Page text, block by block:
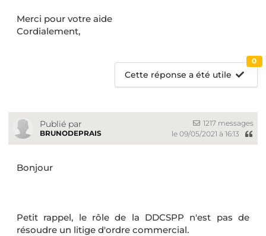
Merci pour votre aide
Cordialement,
Cette réponse a été utile
0
Publié par
BRUNODEPRAIS
1217 messages
le 09/05/2021 à 16:13
Bonjour
Petit rappel, le rôle de la DDCSPP n'est pas de
résoudre un litige d'ordre commercial.